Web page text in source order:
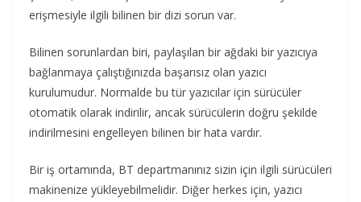
erişmesiyle ilgili bilinen bir dizi sorun var.
Bilinen sorunlardan biri, paylaşılan bir ağdaki bir yazıcıya
bağlanmaya çalıştığınızda başarısız olan yazıcı
kurulumudur. Normalde bu tür yazıcılar için sürücüler
otomatik olarak indirilir, ancak sürücülerin doğru şekilde
indirilmesini engelleyen bilinen bir hata vardır.
Bir iş ortamında, BT departmanınız sizin için ilgili sürücüleri
makinenize yükleyebilmelidir. Diğer herkes için, yazıcı